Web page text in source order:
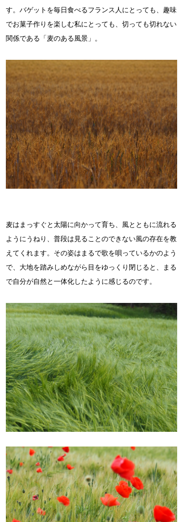
す。バゲットを毎日食べるフランス人にとっても、趣味
でお菓子作りを楽しむ私にとっても、切っても切れない
関係である「麦のある風景」。
麦はまっすぐと太陽に向かって育ち、風とともに流れる
ようにうねり、普段は見ることのできない風の存在を教
えてくれます。その姿はまるで歌を唄っているかのよう
で、大地を踏みしめながら目をゆっくり閉じると、まる
で自分が自然と一体化したように感じるのです。